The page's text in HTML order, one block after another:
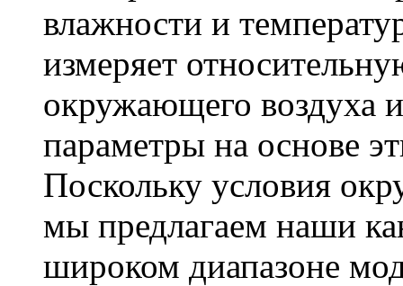
влажности и
измеряет
окружающего воздуха
параметры на основе
Поскольку условия
мы предлагаем наши
широком диапазоне